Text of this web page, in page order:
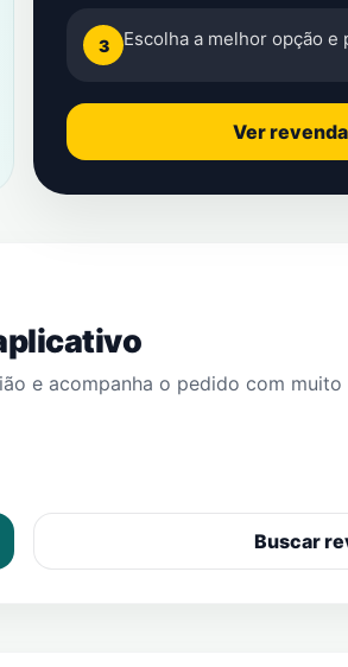
3 Escolha a melhor opção e
Ver
e acompanha o pedido com
Buscar